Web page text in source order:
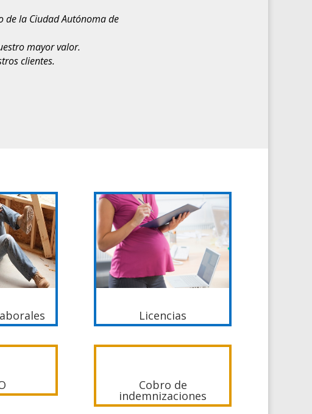
de la Ciudad Autónoma de
mayor valor.
clientes.
Licencias
Cobro de
indemnizaciones